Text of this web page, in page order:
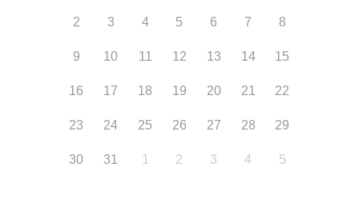
2 3 4 5 6 7 8
9 10 11 12 13 14 15
16 17 18 19 20 21 22
23 24 25 26 27 28 29
30 31 1 2 3 4 5